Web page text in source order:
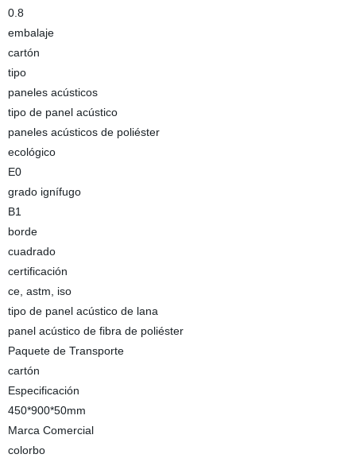
0.8
embalaje
cartón
tipo
paneles acústicos
tipo de panel acústico
paneles acústicos de poliéster
ecológico
E0
grado ignífugo
B1
borde
cuadrado
certificación
ce, astm, iso
tipo de panel acústico de lana
panel acústico de fibra de poliéster
Paquete de Transporte
cartón
Especificación
450*900*50mm
Marca Comercial
colorbo